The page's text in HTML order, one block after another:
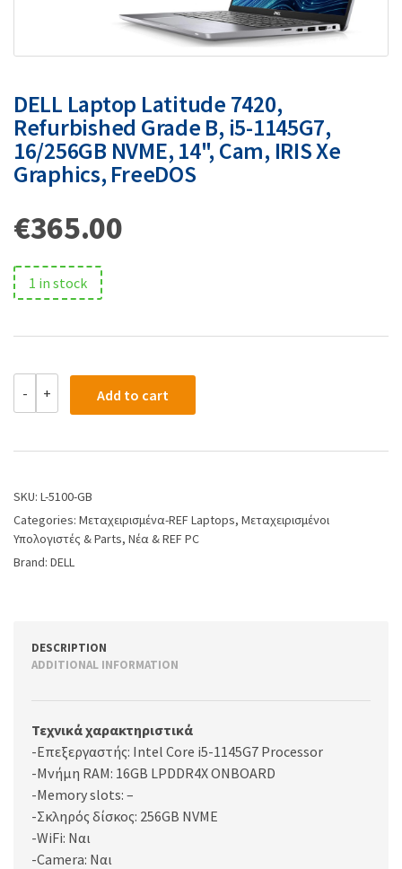
DELL Laptop Latitude 7420,
Refurbished Grade B, i5-1145G7,
16/256GB NVME, 14", Cam, IRIS Xe
Graphics, FreeDOS
€365.00
1 in stock
- + Add to cart
SKU: L-5100-GB
Categories: Μεταχειρισμένα-REF Laptops, Μεταχειρισμένοι
Υπολογιστές & Parts, Νέα & REF PC
Brand: DELL
DESCRIPTION
ADDITIONAL INFORMATION
Τεχνικά χαρακτηριστικά
-Επεξεργαστής: Intel Core i5-1145G7 Processor
-Μνήμη RAM: 16GB LPDDR4X ONBOARD
-Memory slots: –
-Σκληρός δίσκος: 256GB NVME
-WiFi: Ναι
-Camera: Ναι